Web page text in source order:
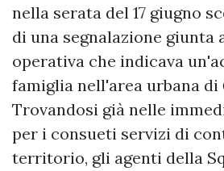
nella serata del 17 giugno
di una segnalazione giunta
operativa che indicava
famiglia nell'area urbana di
Trovandosi già nelle
per i consueti servizi di
territorio, gli agenti della